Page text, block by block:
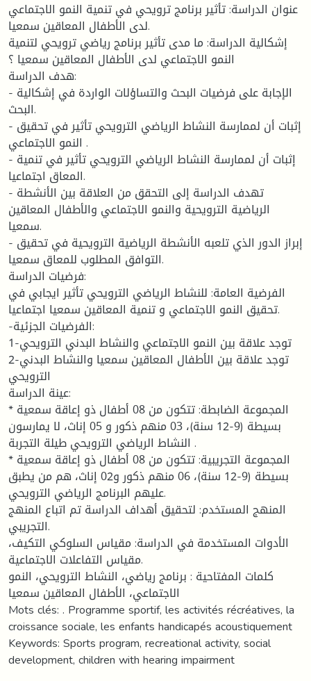
عنوان الدراسة: تأثير برنامج ترويحي في تنمية النمو الاجتماعي
لدى الأطفال المعاقين سمعيا.
إشكالية الدراسة: ما مدى تأثير برنامج رياضي ترويحي لتنمية
النمو الاجتماعي لدى الأطفال المعاقين سمعيا ؟
هدف الدراسة:
- الإجابة على فرضيات البحث والتساؤلات الواردة في إشكالية
البحث.
- إثبات أن لممارسة النشاط الرياضي الترويحي تأثير في تحقيق
النمو الاجتماعي .
- إثبات أن لممارسة النشاط الرياضي الترويحي تأثير في تنمية
المعاق اجتماعيا.
- تهدف الدراسة إلى التحقق من العلاقة بين الأنشطة
الرياضية الترويحية والنمو الاجتماعي والأطفال المعاقين
سمعيا.
- إبراز الدور الذي تلعبه الأنشطة الرياضية الترويحية في تحقيق
التوافق المطلوب للمعاق سمعيا.
فرضيات الدراسة:
الفرضية العامة: للنشاط الرياضي الترويحي تأثير ايجابي في
تحقيق النمو الاجتماعي و تنمية المعاقين سمعيا اجتماعيا.
-الفرضيات الجزئية:
1-توجد علاقة بين النمو الاجتماعي والنشاط البدني الترويحي
2-توجد علاقة بين الأطفال المعاقين سمعيا والنشاط البدني
الترويحي
عينة الدراسة:
* المجموعة الضابطة: تتكون من 08 أطفال ذو إعاقة سمعية
بسيطة (9-12 سنة)، 03 منهم ذكور و 05 إناث، لا يمارسون
النشاط الرياضي الترويحي طيلة التجربة .
* المجموعة التجريبية: تتكون من 08 أطفال ذو إعاقة سمعية
بسيطة (9-12 سنة)، 06 منهم ذكور و02 إناث، هم من يطبق
عليهم البرنامج الرياضي الترويحي.
المنهج المستخدم: لتحقيق أهداف الدراسة تم اتباع المنهج
التجريبي.
الأدوات المستخدمة في الدراسة: مقياس السلوكي التكيف،
مقياس التفاعلات الاجتماعية.
كلمات المفتاحية : برنامج رياضي، النشاط الترويحي، النمو
الاجتماعي، الأطفال المعاقين سمعيا
Mots clés: . Programme sportif, les activités récréatives, la
croissance sociale, les enfants handicapés acoustiquement
Keywords: Sports program, recreational activity, social
development, children with hearing impairment